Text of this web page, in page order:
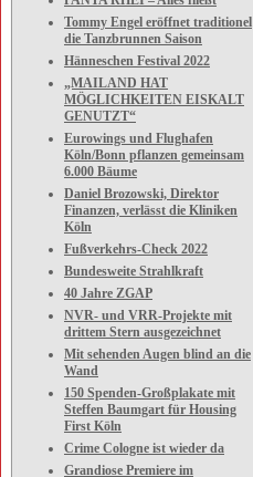
Tommy Engel eröffnet traditionel
die Tanzbrunnen Saison
Hänneschen Festival 2022
„MAILAND HAT
MÖGLICHKEITEN EISKALT
GENUTZT“
Eurowings und Flughafen
Köln/Bonn pflanzen gemeinsam
6.000 Bäume
Daniel Brozowski, Direktor
Finanzen, verlässt die Kliniken
Köln
Fußverkehrs-Check 2022
Bundesweite Strahlkraft
40 Jahre ZGAP
NVR- und VRR-Projekte mit
drittem Stern ausgezeichnet
Mit sehenden Augen blind an die
Wand
150 Spenden-Großplakate mit
Steffen Baumgart für Housing
First Köln
Crime Cologne ist wieder da
Grandiose Premiere im